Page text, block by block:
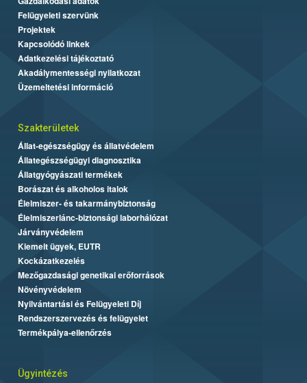
Felügyeleti szervünk
Projektek
Kapcsolódó linkek
Adatkezelési tájékoztató
Akadálymentességi nyilatkozat
Üzemeltetési információ
Szakterületek
Állat-egészségügy és állatvédelem
Állategészségügyi diagnosztika
Állatgyógyászati termékek
Borászat és alkoholos italok
Élelmiszer- és takarmánybiztonság
Élelmiszerlánc-biztonsági laborhálózat
Járványvédelem
Kiemelt ügyek, EUTR
Kockázatkezelés
Mezőgazdasági genetikai erőforrások
Növényvédelem
Nyilvántartási és Felügyeleti Díj
Rendszerszervezés és felügyelet
Termékpálya-ellenőrzés
Ügyintézés